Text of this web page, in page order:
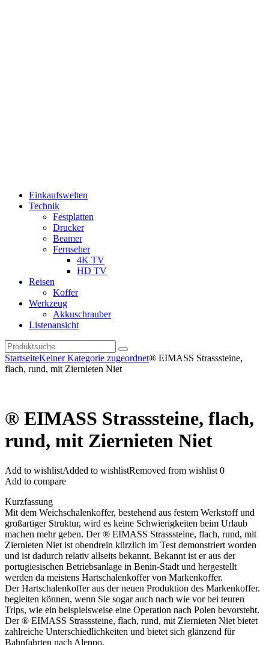
Einkaufswelten
Technik
Festplatten
Drucker
Beamer
Fernseher
4K TV
HD TV
Reisen
Koffer
Werkzeug
Akkuschrauber
Listenansicht
StartseiteKeiner Kategorie zugeordnet® EIMASS Strasssteine,
flach, rund, mit Ziernieten Niet
® EIMASS Strasssteine, flach,
rund, mit Ziernieten Niet
Add to wishlistAdded to wishlistRemoved from wishlist 0
Add to compare
Kurzfassung
Mit dem Weichschalenkoffer, bestehend aus festem Werkstoff und
großartiger Struktur, wird es keine Schwierigkeiten beim Urlaub
machen mehr geben. Der ® EIMASS Strasssteine, flach, rund, mit
Ziernieten Niet ist obendrein kürzlich im Test demonstriert worden
und ist dadurch relativ allseits bekannt. Bekannt ist er aus der
portugiesischen Betriebsanlage in Benin-Stadt und hergestellt
werden da meistens Hartschalenkoffer von Markenkoffer.
Der Hartschalenkoffer aus der neuen Produktion des Markenkoffer.
begleiten können, wenn Sie sogar auch nach wie vor bei teuren
Trips, wie ein beispielsweise eine Operation nach Polen bevorsteht.
Der ® EIMASS Strasssteine, flach, rund, mit Ziernieten Niet bietet
zahlreiche Unterschiedlichkeiten und bietet sich glänzend für
Bahnfahrten nach Aleppo.